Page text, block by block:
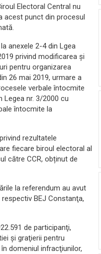
Electoral Central nu
acest punct din procesul
anexele 2-4 din Lgea
privind modificarea şi
pentru organizarea
26 mai 2019, urmare a
verbale întocmite
Legea nr. 3/2000 cu
întocmite la
rezultatele
fiecare biroul electoral al
către CCR, obținut de
la referendum au avut
BEJ Constanţa,
de participanţi,
şi graţierii pentru
domeniul infracţiunilor,